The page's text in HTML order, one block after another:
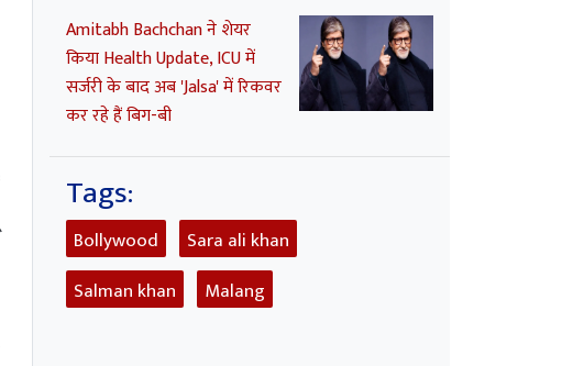
Amitabh Bachchan ने शेयर
किया Health Update, ICU में
सर्जरी के बाद अब 'Jalsa' में रिकवर
कर रहे हैं बिग-बी
Tags:
Bollywood
Sara ali khan
Salman khan
Malang